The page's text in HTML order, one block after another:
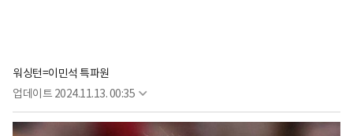
워싱턴=이민석 특파원
업데이트 2024.11.13. 00:35